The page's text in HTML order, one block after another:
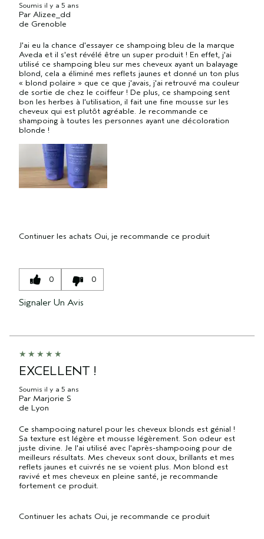
Soumis il y a 5 ans
Par Alizee_dd
de Grenoble
J'ai eu la chance d'essayer ce shampoing bleu de la marque
Aveda et il s'est révélé être un super produit ! En effet, j'ai
utilisé ce shampoing bleu sur mes cheveux ayant un balayage
blond, cela a éliminé mes reflets jaunes et donné un ton plus
« blond polaire » que ce que j'avais, j'ai retrouvé ma couleur
de sortie de chez le coiffeur ! De plus, ce shampoing sent
bon les herbes à l'utilisation, il fait une fine mousse sur les
cheveux qui est plutôt agréable. Je recommande ce
shampoing à toutes les personnes ayant une décoloration
blonde !
Continuer les achats Oui, je recommande ce produit
0 0
Signaler Un Avis
EXCELLENT !
Soumis il y a 5 ans
Par Marjorie S
de Lyon
Ce shampooing naturel pour les cheveux blonds est génial !
Sa texture est légère et mousse légèrement. Son odeur est
juste divine. Je l'ai utilisé avec l'après-shampooing pour de
meilleurs résultats. Mes cheveux sont doux, brillants et mes
reflets jaunes et cuivrés ne se voient plus. Mon blond est
ravivé et mes cheveux en pleine santé, je recommande
fortement ce produit.
Continuer les achats Oui, je recommande ce produit